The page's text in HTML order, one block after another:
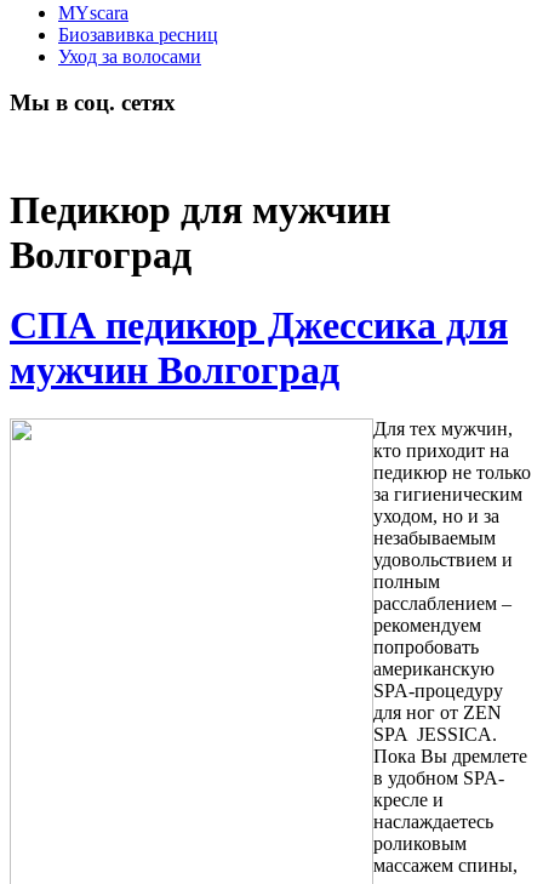
MYscara
Биозавивка ресниц
Уход за волосами
Мы в соц. сетях
Педикюр для мужчин
Волгоград
СПА педикюр Джессика для
мужчин Волгоград
Для тех мужчин,
кто приходит на
педикюр не только
за гигиеническим
уходом, но и за
незабываемым
удовольствием и
полным
расслаблением –
рекомендуем
попробовать
американскую
SPA-процедуру
для ног от ZEN
SPA JESSICA.
Пока Вы дремлете
в удобном SPA-
кресле и
наслаждаетесь
роликовым
массажем спины,